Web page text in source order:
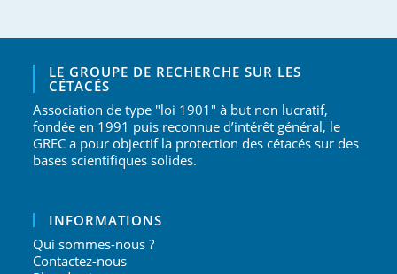
LE GROUPE DE RECHERCHE SUR LES
CÉTACÉS
Association de type "loi 1901" à but non lucratif,
fondée en 1991 puis reconnue d’intérêt général, le
GREC a pour objectif la protection des cétacés sur des
bases scientifiques solides.
INFORMATIONS
Qui sommes-nous ?
Contactez-nous